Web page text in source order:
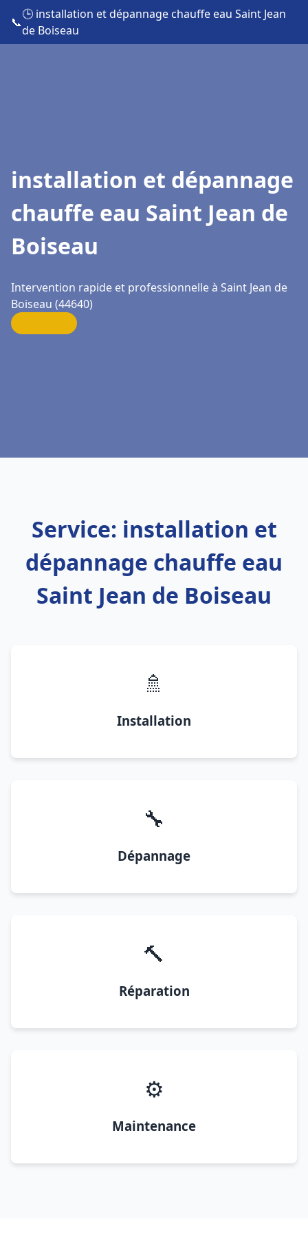
📞
🕒 installation et dépannage chauffe eau Saint Jean
de Boiseau
installation et dépannage
chauffe eau Saint Jean de
Boiseau
Intervention rapide et professionnelle à Saint Jean de
Boiseau (44640)
Service: installation et
dépannage chauffe eau
Saint Jean de Boiseau
🚿
Installation
🔧
Dépannage
🔨
Réparation
⚙️
Maintenance